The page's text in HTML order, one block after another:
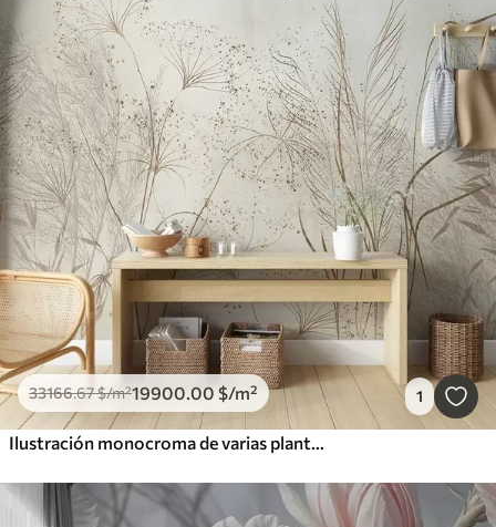
33166.67$/m²19900.00 $/m² 1
Ilustración monocroma de varias plantas y espiguillas de color beige con líneas y texturas delicadas y tenues